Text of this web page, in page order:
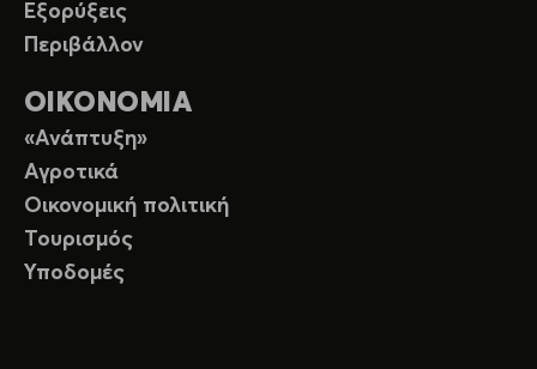
Εξορύξεις
Περιβάλλον
ΟΙΚΟΝΟΜΙΑ
«Ανάπτυξη»
Αγροτικά
Οικονομική πολιτική
Τουρισμός
Υποδομές